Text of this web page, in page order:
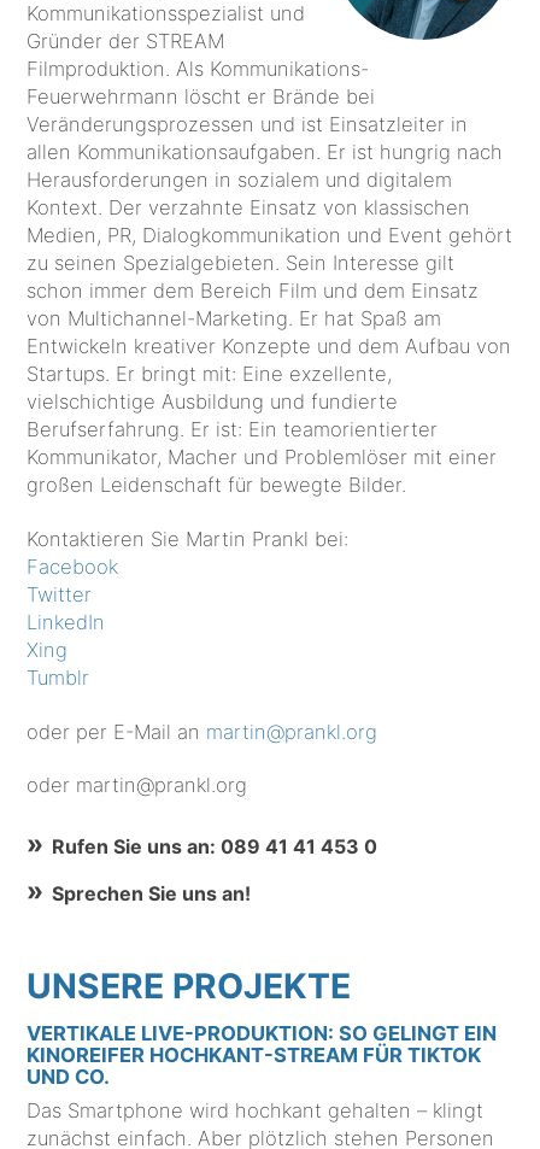
Kommunikationsspezialist und
Gründer der STREAM
Filmproduktion. Als Kommunikations-
Feuerwehrmann löscht er Brände bei
Veränderungsprozessen und ist Einsatzleiter in
allen Kommunikationsaufgaben. Er ist hungrig nach
Herausforderungen in sozialem und digitalem
Kontext. Der verzahnte Einsatz von klassischen
Medien, PR, Dialogkommunikation und Event gehört
zu seinen Spezialgebieten. Sein Interesse gilt
schon immer dem Bereich Film und dem Einsatz
von Multichannel-Marketing. Er hat Spaß am
Entwickeln kreativer Konzepte und dem Aufbau von
Startups. Er bringt mit: Eine exzellente,
vielschichtige Ausbildung und fundierte
Berufserfahrung. Er ist: Ein teamorientierter
Kommunikator, Macher und Problemlöser mit einer
großen Leidenschaft für bewegte Bilder.
Kontaktieren Sie Martin Prankl bei:
Facebook
Twitter
LinkedIn
Xing
Tumblr
oder per E-Mail an martin@prankl.org
oder martin@prankl.org
Rufen Sie uns an: 089 41 41 453 0
Sprechen Sie uns an!
UNSERE PROJEKTE
VERTIKALE LIVE-PRODUKTION: SO GELINGT EIN
KINOREIFER HOCHKANT-STREAM FÜR TIKTOK
UND CO.
Das Smartphone wird hochkant gehalten – klingt
zunächst einfach. Aber plötzlich stehen Personen